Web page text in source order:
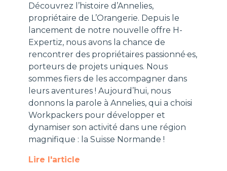
Découvrez l’histoire d’Annelies,
propriétaire de L’Orangerie. Depuis le
lancement de notre nouvelle offre H-
Expertiz, nous avons la chance de
rencontrer des propriétaires passionné·es,
porteurs de projets uniques. Nous
sommes fiers de les accompagner dans
leurs aventures ! Aujourd’hui, nous
donnons la parole à Annelies, qui a choisi
Workpackers pour développer et
dynamiser son activité dans une région
magnifique : la Suisse Normande !
Lire l'article